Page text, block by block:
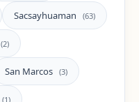
Sacsayhuaman (63)
(2)
San Marcos (3)
(1)